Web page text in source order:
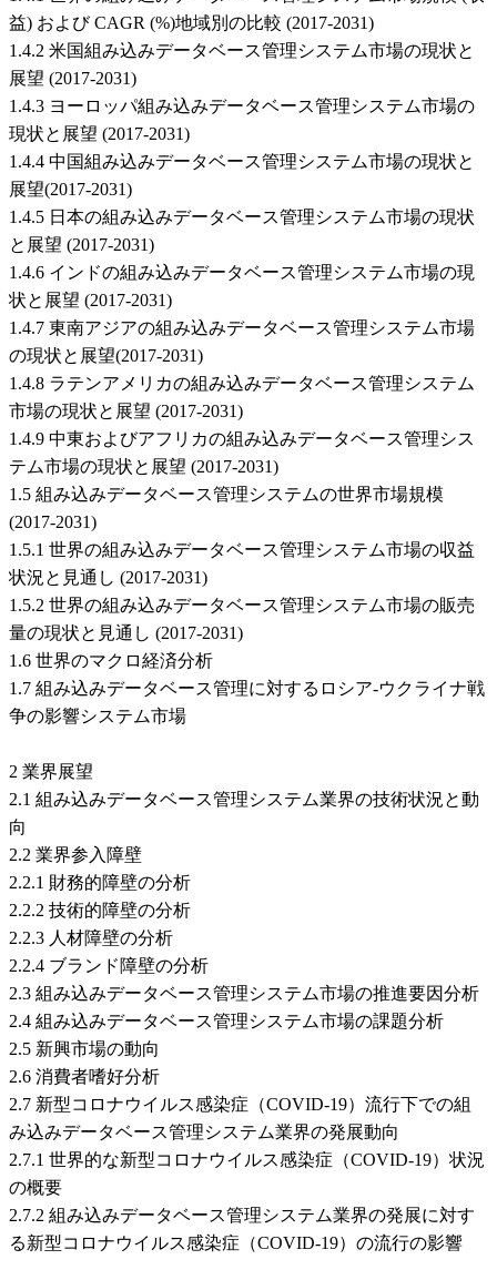
益) および CAGR (%)地域別の比較 (2017-2031)
1.4.2 米国組み込みデータベース管理システム市場の現状と
展望 (2017-2031)
1.4.3 ヨーロッパ組み込みデータベース管理システム市場の
現状と展望 (2017-2031)
1.4.4 中国組み込みデータベース管理システム市場の現状と
展望(2017-2031)
1.4.5 日本の組み込みデータベース管理システム市場の現状
と展望 (2017-2031)
1.4.6 インドの組み込みデータベース管理システム市場の現
状と展望 (2017-2031)
1.4.7 東南アジアの組み込みデータベース管理システム市場
の現状と展望(2017-2031)
1.4.8 ラテンアメリカの組み込みデータベース管理システム
市場の現状と展望 (2017-2031)
1.4.9 中東およびアフリカの組み込みデータベース管理シス
テム市場の現状と展望 (2017-2031)
1.5 組み込みデータベース管理システムの世界市場規模
(2017-2031)
1.5.1 世界の組み込みデータベース管理システム市場の収益
状況と見通し (2017-2031)
1.5.2 世界の組み込みデータベース管理システム市場の販売
量の現状と見通し (2017-2031)
1.6 世界のマクロ経済分析
1.7 組み込みデータベース管理に対するロシア-ウクライナ戦
争の影響システム市場
2 業界展望
2.1 組み込みデータベース管理システム業界の技術状況と動
向
2.2 業界参入障壁
2.2.1 財務的障壁の分析
2.2.2 技術的障壁の分析
2.2.3 人材障壁の分析
2.2.4 ブランド障壁の分析
2.3 組み込みデータベース管理システム市場の推進要因分析
2.4 組み込みデータベース管理システム市場の課題分析
2.5 新興市場の動向
2.6 消費者嗜好分析
2.7 新型コロナウイルス感染症（COVID-19）流行下での組
み込みデータベース管理システム業界の発展動向
2.7.1 世界的な新型コロナウイルス感染症（COVID-19）状況
の概要
2.7.2 組み込みデータベース管理システム業界の発展に対す
る新型コロナウイルス感染症（COVID-19）の流行の影響